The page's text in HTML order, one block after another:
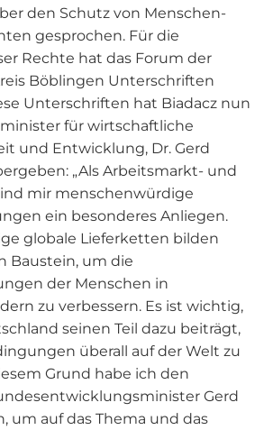
den Schutz von Menschen-
gesprochen. Für die
Rechte hat das Forum der
Böblingen Unterschriften
Unterschriften hat Biadacz nun
für wirtschaftliche
und Entwicklung, Dr. Gerd
„Als Arbeitsmarkt- und
mir menschenwürdige
ein besonderes Anliegen.
globale Lieferketten bilden
Baustein, um die
der Menschen in
zu verbessern. Es ist wichtig,
seinen Teil dazu beiträgt,
überall auf der Welt zu
Grund habe ich den
Gerd
um auf das Thema und das